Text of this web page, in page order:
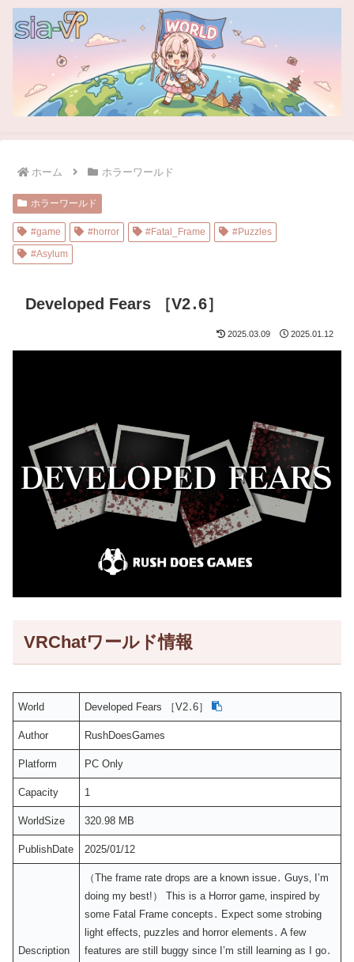
ホーム ホラーワールド
ホラーワールド
#game #horror #Fatal_Frame
#Puzzles
#Asylum
Developed Fears ［V2․6］
2025.03.09 2025.01.12
VRChatワールド情報
World Developed Fears ［V2․6］
Author RushDoesGames
Platform PC Only
Capacity 1
WorldSize 320.98 MB
PublishDate 2025/01/12
Description
（The frame rate drops are a known issue․ Guys‚ I’m
doing my bestǃ） This is a Horror game‚ inspired by
some Fatal Frame concepts․ Expect some strobing
light effects‚ puzzles and horror elements․ A few
features are still buggy since I’m still learning as I go․